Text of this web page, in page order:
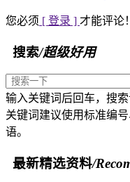
您必须 [ 登录 ] 才能评论！
搜索/超级好用
输入关键词后回车，搜索
关键词建议使用标准编
语。
最新精选资料/